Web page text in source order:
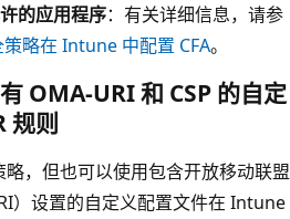
的应用程序：有关详细信息，请参
略在 Intune 中配置 CFA。
OMA-URI 和 CSP 的自定
规则
，但也可以使用包含开放移动联盟
）设置的自定义配置文件在 Intune